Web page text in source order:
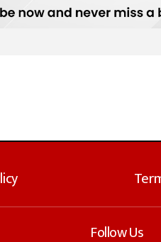
Follow Us